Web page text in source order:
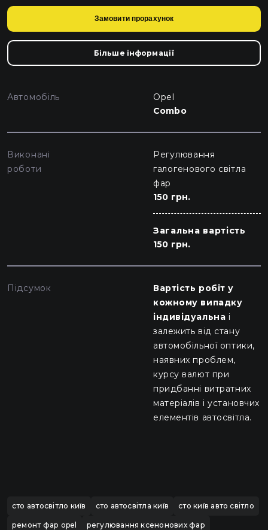
Замовити прорахунок
Більше інформації
Автомобіль
Opel
Combo
Виконані
роботи
Регулювання
галогенового світла
фар
150 грн.
Загальна вартість
150 грн.
Підсумок
Вартість робіт у
кожному випадку
індивідуальна і
залежить від стану
автомобільної оптики,
наявних проблем,
курсу валют при
придбанні витратних
матеріалів і установчих
елементів автосвітла.
сто автосвітло київ сто автосвітла київ сто київ авто світло
ремонт фар opel регулювання ксенонових фар